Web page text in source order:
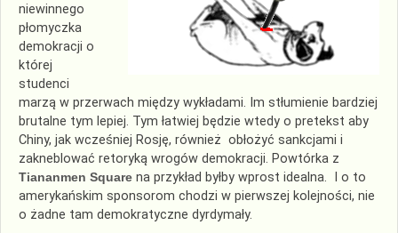
niewinnego
płomyczka
demokracji o
której
studenci
marzą w przerwach między wykładami. Im stłumienie bardziej
brutalne tym lepiej. Tym łatwiej będzie wtedy o pretekst aby
Chiny, jak wcześniej Rosję, również obłożyć sankcjami i
zakneblować retoryką wrogów demokracji. Powtórka z
Tiananmen Square na przykład byłby wprost idealna. I o to
amerykańskim sponsorom chodzi w pierwszej kolejności, nie
o żadne tam demokratyczne dyrdymały.